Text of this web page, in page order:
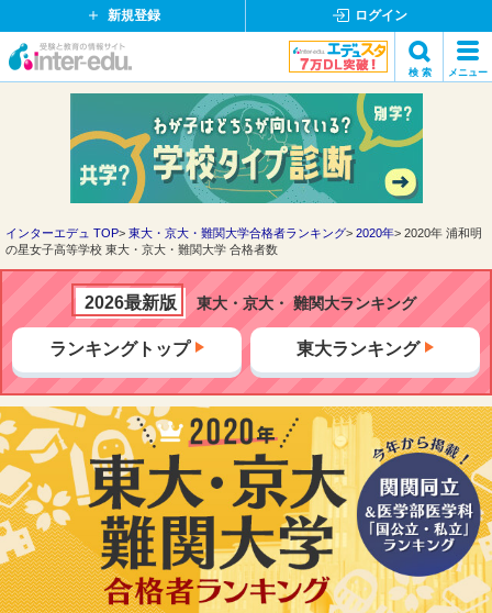
新規登録 ログイン
イ
ド
ッ
ト
検 索 メニュー
検索
インターエデュ TOP 東大・京大・難関大学合格者ランキング 2020年
2020年 浦和明
の星女子高等学校 東大・京大・難関大学 合格者数
2026最新版 東大・京大・ 難関大ランキング
ランキングトップ 東大ランキング